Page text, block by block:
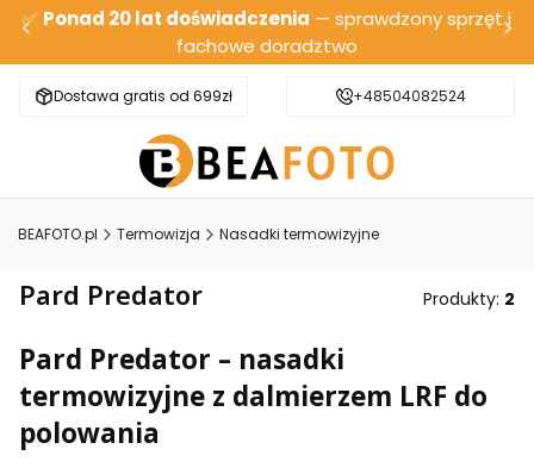
✅ Ponad 20 lat doświadczenia — sprawdzony sprzęt i
fachowe doradztwo
Dostawa gratis od 699zł Bezpieczna wysyłka
+48504082524
BEAFOTO.pl Termowizja Nasadki termowizyjne
Pard Predator Produkty: 2
Pard Predator – nasadki
termowizyjne z dalmierzem LRF do
polowania